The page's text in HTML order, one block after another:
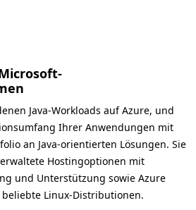
Java-Workloads auf Azure, und
Ihrer Anwendungen mit
an Java-orientierten Lösungen. Sie
Hostingoptionen mit
und Unterstützung sowie Azure
Linux-Distributionen.